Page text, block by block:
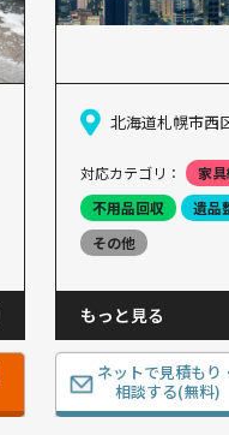
北海道札幌市西
対応カテゴリ： 家
不用品回収
遺品
その他
もっと見る
ネットで見積もり
相談する(無料)